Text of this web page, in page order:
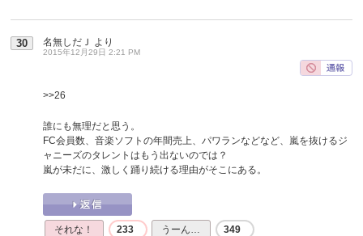
30 名無しだＪ より
2015年12月29日 2:21 PM
>>26
誰にも無理だと思う。
FC会員数、音楽ソフトの年間売上、パワランなどなど、嵐を抜けるジ
ャニーズのタレントはもう出ないのでは？
嵐が未だに、激しく踊り続ける理由がそこにある。
それな！ 233 うーん… 349